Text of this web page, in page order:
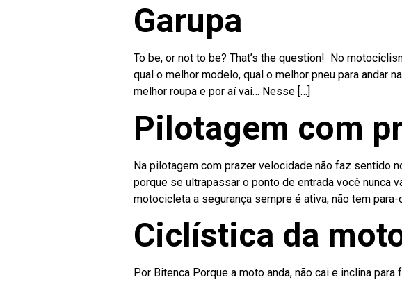
Garupa
To be, or not to be? That’s the question! No
qual o melhor modelo, qual o melhor pneu para andar
melhor roupa e por aí vai… Nesse […]
Pilotagem com
Na pilotagem com prazer velocidade não faz sentido
porque se ultrapassar o ponto de entrada você nunca
motocicleta a segurança sempre é ativa, não tem para-
Ciclística da
Por Bitenca Porque a moto anda, não cai e inclina